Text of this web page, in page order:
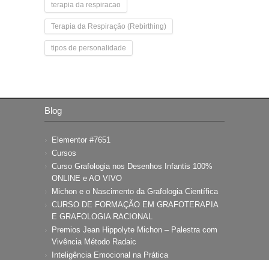
terapia da respiracao
Terapia da Respiração (Rebirthing)
tipos de personalidade
Blog
Elementor #7651
Cursos
Curso Grafologia nos Desenhos Infantis 100%
ONLINE e AO VIVO
Michon e o Nascimento da Grafologia Científica
CURSO DE FORMAÇÃO EM GRAFOTERAPIA
E GRAFOLOGIA RACIONAL
Premios Jean Hippolyte Michon – Palestra com
Vivência Método Radaic
Inteligência Emocional na Prática